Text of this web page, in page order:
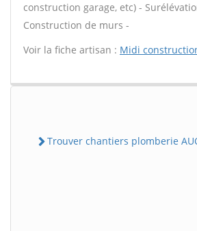
construction garage, etc) -
Construction de murs -
Voir la fiche artisan : Midi
Trouver chantiers plomberie